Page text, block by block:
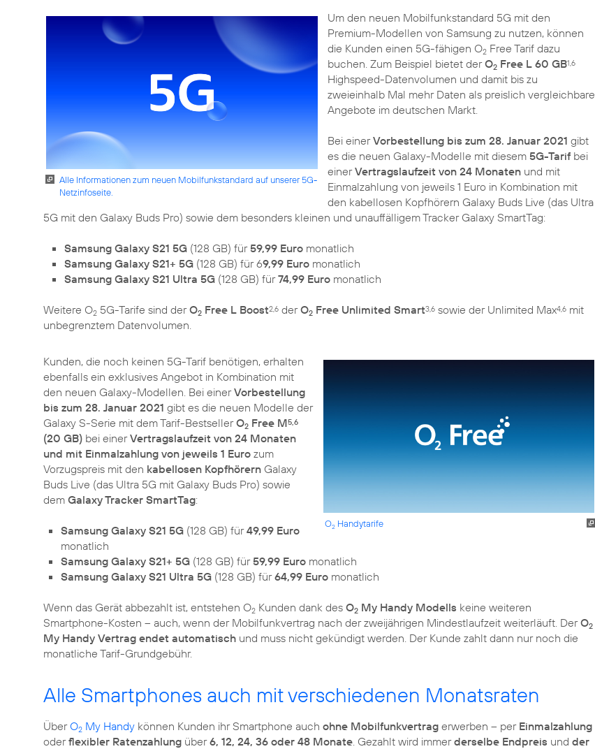
Alle Informationen zum neuen Mobilfunkstandard auf unserer 5G-
Netzinfoseite.
Um den neuen Mobilfunkstandard 5G mit den
Premium-Modellen von Samsung zu nutzen, können
die Kunden einen 5G-fähigen O2Free Tarif dazu
buchen. Zum Beispiel bietet derO2Free L 60 GB1,6
Highspeed-Datenvolumen und damit bis zu
zweieinhalb Mal mehr Daten als preislich vergleichbare
Angebote im deutschen Markt.
Bei einerVorbestellung bis zum 28. Januar 2021 gibt
es die neuen Galaxy-Modelle mit diesem 5G-Tarifbei
einerVertragslaufzeit von 24 Monatenund mit
Einmalzahlung von jeweils 1 Euro in Kombination mit
den kabellosen Kopfhörern Galaxy Buds Live (das Ultra
5G mit den Galaxy Buds Pro) sowie dem besonders kleinen und unauffälligem Tracker Galaxy SmartTag:
Samsung Galaxy S21 5G (128 GB) für59,99 Euro monatlich
Samsung Galaxy S21+ 5G (128 GB) für 69,99 Euro monatlich
Samsung Galaxy S21 Ultra 5G (128 GB) für74,99 Euro monatlich
Weitere O2 5G-Tarife sind derO2 Free L Boost2,6 derO2 Free Unlimited Smart3,6 sowie der Unlimited Max4,6 mit
unbegrenztem Datenvolumen.
O2Handytarife
Kunden, die noch keinen 5G-Tarif benötigen, erhalten
ebenfalls ein exklusives Angebot in Kombination mit
den neuen Galaxy-Modellen. Bei einerVorbestellung
bis zum 28. Januar 2021 gibt es die neuen Modelle der
Galaxy S-Serie mit dem Tarif-BestsellerO2 Free M5,6
(20 GB) bei einerVertragslaufzeit von 24 Monaten
und mit Einmalzahlung von jeweils 1 Euro zum
Vorzugspreis mit den kabellosen Kopfhörern Galaxy
Buds Live (das Ultra 5G mit Galaxy Buds Pro) sowie
dem Galaxy Tracker SmartTag:
Samsung Galaxy S21 5G (128 GB) für49,99 Euro
monatlich
Samsung Galaxy S21+ 5G (128 GB) für59,99 Euro monatlich
Samsung Galaxy S21 Ultra 5G (128 GB) für64,99 Euro monatlich
Wenn das Gerät abbezahlt ist, entstehen O2 Kunden dank des O2 My Handy Modells keine weiteren
Smartphone-Kosten – auch, wenn der Mobilfunkvertrag nach der zweijährigen Mindestlaufzeit weiterläuft. DerO2
My Handy Vertrag endet automatisch und muss nicht gekündigt werden. Der Kunde zahlt dann nur noch die
monatliche Tarif-Grundgebühr.
Alle Smartphones auch mit verschiedenen Monatsraten
ÜberO2 My Handy können Kunden ihr Smartphone auch ohne Mobilfunkvertrag erwerben – per Einmalzahlung
oderflexibler Ratenzahlung über6, 12, 24, 36 oder 48 Monate. Gezahlt wird immerderselbe Endpreis und der